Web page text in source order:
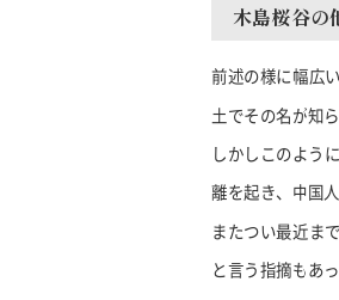
木島桜谷の
前述の様に幅広
土でその名が知
しかしこのよう
離を起き、中国
またつい最近ま
と言う指摘もあ